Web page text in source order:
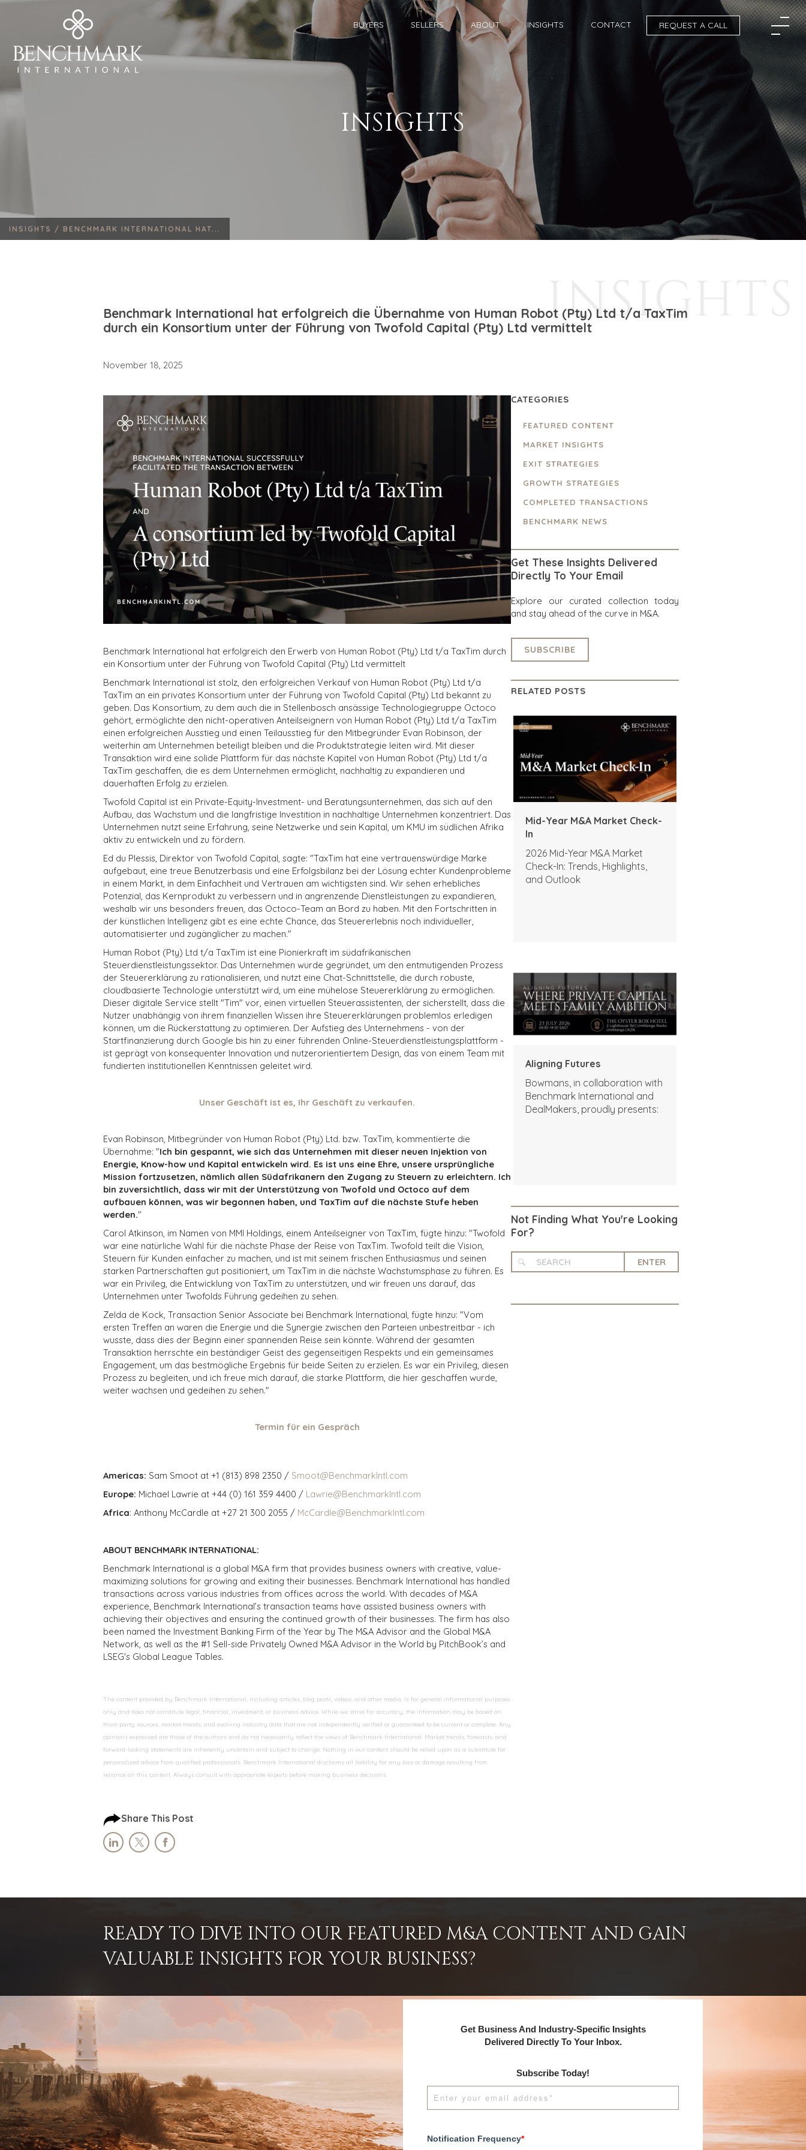
BUYERS SELLERS ABOUT INSIGHTS CONTACT REQUEST A CALL
INSIGHTS
INSIGHTS / BENCHMARK INTERNATIONAL HAT...
INSIGHTS
Benchmark International hat erfolgreich die Übernahme von Human Robot (Pty) Ltd t/a TaxTim
durch ein Konsortium unter der Führung von Twofold Capital (Pty) Ltd vermittelt
November 18, 2025
Benchmark International hat erfolgreich den Erwerb von Human Robot (Pty) Ltd t/a TaxTim durch
ein Konsortium unter der Führung von Twofold Capital (Pty) Ltd vermittelt
Benchmark International ist stolz, den erfolgreichen Verkauf von Human Robot (Pty) Ltd t/a
TaxTim an ein privates Konsortium unter der Führung von Twofold Capital (Pty) Ltd bekannt zu
geben. Das Konsortium, zu dem auch die in Stellenbosch ansässige Technologiegruppe Octoco
gehört, ermöglichte den nicht-operativen Anteilseignern von Human Robot (Pty) Ltd t/a TaxTim
einen erfolgreichen Ausstieg und einen Teilausstieg für den Mitbegründer Evan Robinson, der
weiterhin am Unternehmen beteiligt bleiben und die Produktstrategie leiten wird. Mit dieser
Transaktion wird eine solide Plattform für das nächste Kapitel von Human Robot (Pty) Ltd t/a
TaxTim geschaffen, die es dem Unternehmen ermöglicht, nachhaltig zu expandieren und
dauerhaften Erfolg zu erzielen.
Twofold Capital ist ein Private-Equity-Investment- und Beratungsunternehmen, das sich auf den
Aufbau, das Wachstum und die langfristige Investition in nachhaltige Unternehmen konzentriert. Das
Unternehmen nutzt seine Erfahrung, seine Netzwerke und sein Kapital, um KMU im südlichen Afrika
aktiv zu entwickeln und zu fördern.
Ed du Plessis, Direktor von Twofold Capital, sagte: "TaxTim hat eine vertrauenswürdige Marke
aufgebaut, eine treue Benutzerbasis und eine Erfolgsbilanz bei der Lösung echter Kundenprobleme
in einem Markt, in dem Einfachheit und Vertrauen am wichtigsten sind. Wir sehen erhebliches
Potenzial, das Kernprodukt zu verbessern und in angrenzende Dienstleistungen zu expandieren,
weshalb wir uns besonders freuen, das Octoco-Team an Bord zu haben. Mit den Fortschritten in
der künstlichen Intelligenz gibt es eine echte Chance, das Steuererlebnis noch individueller,
automatisierter und zugänglicher zu machen."
Human Robot (Pty) Ltd t/a TaxTim ist eine Pionierkraft im südafrikanischen
Steuerdienstleistungssektor. Das Unternehmen wurde gegründet, um den entmutigenden Prozess
der Steuererklärung zu rationalisieren, und nutzt eine Chat-Schnittstelle, die durch robuste,
cloudbasierte Technologie unterstützt wird, um eine mühelose Steuererklärung zu ermöglichen.
Dieser digitale Service stellt "Tim" vor, einen virtuellen Steuerassistenten, der sicherstellt, dass die
Nutzer unabhängig von ihrem finanziellen Wissen ihre Steuererklärungen problemlos erledigen
können, um die Rückerstattung zu optimieren. Der Aufstieg des Unternehmens - von der
Startfinanzierung durch Google bis hin zu einer führenden Online-Steuerdienstleistungsplattform -
ist geprägt von konsequenter Innovation und nutzerorientiertem Design, das von einem Team mit
fundierten institutionellen Kenntnissen geleitet wird.
Unser Geschäft ist es, Ihr Geschäft zu verkaufen.
Evan Robinson, Mitbegründer von Human Robot (Pty) Ltd. bzw. TaxTim, kommentierte die
Übernahme: "Ich bin gespannt, wie sich das Unternehmen mit dieser neuen Injektion von
Energie, Know-how und Kapital entwickeln wird. Es ist uns eine Ehre, unsere ursprüngliche
Mission fortzusetzen, nämlich allen Südafrikanern den Zugang zu Steuern zu erleichtern. Ich
bin zuversichtlich, dass wir mit der Unterstützung von Twofold und Octoco auf dem
aufbauen können, was wir begonnen haben, und TaxTim auf die nächste Stufe heben
werden."
Carol Atkinson, im Namen von MMI Holdings, einem Anteilseigner von TaxTim, fügte hinzu: "Twofold
war eine natürliche Wahl für die nächste Phase der Reise von TaxTim. Twofold teilt die Vision,
Steuern für Kunden einfacher zu machen, und ist mit seinem frischen Enthusiasmus und seinen
starken Partnerschaften gut positioniert, um TaxTim in die nächste Wachstumsphase zu führen. Es
war ein Privileg, die Entwicklung von TaxTim zu unterstützen, und wir freuen uns darauf, das
Unternehmen unter Twofolds Führung gedeihen zu sehen.
Zelda de Kock, Transaction Senior Associate bei Benchmark International, fügte hinzu: "Vom
ersten Treffen an waren die Energie und die Synergie zwischen den Parteien unbestreitbar - ich
wusste, dass dies der Beginn einer spannenden Reise sein könnte. Während der gesamten
Transaktion herrschte ein beständiger Geist des gegenseitigen Respekts und ein gemeinsames
Engagement, um das bestmögliche Ergebnis für beide Seiten zu erzielen. Es war ein Privileg, diesen
Prozess zu begleiten, und ich freue mich darauf, die starke Plattform, die hier geschaffen wurde,
weiter wachsen und gedeihen zu sehen."
Termin für ein Gespräch
Americas: Sam Smoot at +1 (813) 898 2350 / Smoot@BenchmarkIntl.com
Europe: Michael Lawrie at +44 (0) 161 359 4400 / Lawrie@BenchmarkIntl.com
Africa: Anthony McCardle at +27 21 300 2055 / McCardle@BenchmarkIntl.com
ABOUT BENCHMARK INTERNATIONAL:
Benchmark International is a global M&A firm that provides business owners with creative, value-
maximizing solutions for growing and exiting their businesses. Benchmark International has handled
transactions across various industries from offices across the world. With decades of M&A
experience, Benchmark International’s transaction teams have assisted business owners with
achieving their objectives and ensuring the continued growth of their businesses. The firm has also
been named the Investment Banking Firm of the Year by The M&A Advisor and the Global M&A
Network, as well as the #1 Sell-side Privately Owned M&A Advisor in the World by PitchBook’s and
LSEG's Global League Tables.
The content provided by Benchmark International, including articles, blog posts, videos, and other media, is for general informational purposes
only and does not constitute legal, financial, investment, or business advice. While we strive for accuracy, the information may be based on
third-party sources, market trends, and evolving industry data that are not independently verified or guaranteed to be current or complete. Any
opinions expressed are those of the authors and do not necessarily reflect the views of Benchmark International. Market trends, forecasts, and
forward-looking statements are inherently uncertain and subject to change. Nothing in our content should be relied upon as a substitute for
personalized advice from qualified professionals. Benchmark International disclaims all liability for any loss or damage resulting from
reliance on this content. Always consult with appropriate experts before making business decisions.
Share This Post
CATEGORIES
FEATURED CONTENT
MARKET INSIGHTS
EXIT STRATEGIES
GROWTH STRATEGIES
COMPLETED TRANSACTIONS
BENCHMARK NEWS
Get These Insights Delivered
Directly To Your Email
Explore our curated collection today
and stay ahead of the curve in M&A.
SUBSCRIBE
RELATED POSTS
Mid-Year M&A Market Check-
In
2026 Mid-Year M&A Market
Check-In: Trends, Highlights,
and Outlook
Aligning Futures
Bowmans, in collaboration with
Benchmark International and
DealMakers, proudly presents:
Not Finding What You're Looking
For?
ENTER
READY TO DIVE INTO OUR FEATURED M&A CONTENT AND GAIN
VALUABLE INSIGHTS FOR YOUR BUSINESS?
Get Business And Industry-Specific Insights
Delivered Directly To Your Inbox.
Subscribe Today!
Notification Frequency*